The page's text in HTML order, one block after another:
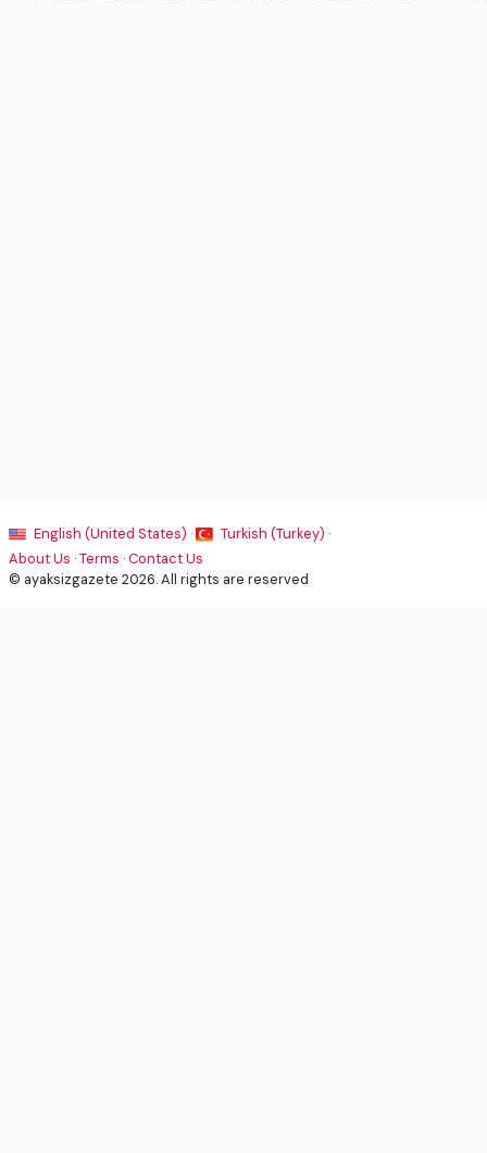
English (United States) ·
Turkish (Turkey) ·
About Us ·Terms ·Contact Us
© ayaksizgazete 2026. All rights are reserved